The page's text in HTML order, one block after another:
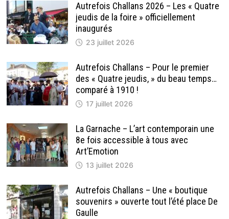
BUREAU
DE
TABAC
Autrefois Challans 2026 – Les « Quatre
jeudis de la foire » officiellement
inaugurés
23 juillet 2026
Autrefois Challans – Pour le premier
des « Quatre jeudis, » du beau temps…
comparé à 1910 !
17 juillet 2026
La Garnache – L’art contemporain une
8e fois accessible à tous avec
Art’Emotion
13 juillet 2026
Autrefois Challans – Une « boutique
souvenirs » ouverte tout l’été place De
Gaulle